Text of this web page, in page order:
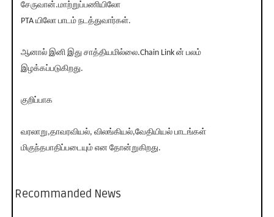
சேருவான்.மாற்றுப்பணியிலோ
PTA யிலோ பாடம் நடத்துவார்கள்.
ஆனால் இனி இது சாத்தியமில்லை.Chain Link ன் பலம்
இழக்கப்படுகிறது.
குறிப்பாக
வரலாறு,தாவரவியல், விலங்கியல்,வேதியியல் பாடங்கள்
மிகுந்தபாதிப்படையும் என தோன்றுகிறது.
Recommanded News